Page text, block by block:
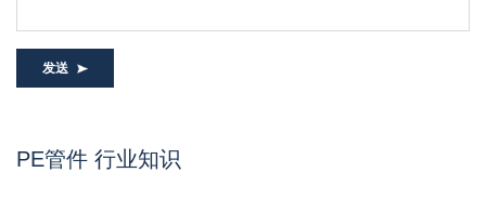
发送
PE管件 行业知识